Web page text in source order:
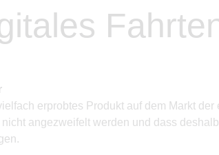
erprobtes Produkt auf dem Markt
angezweifelt werden und dass